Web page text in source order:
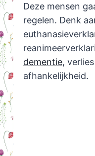
Deze mensen
regelen. Denk
dementie,
afhankelijkheid.